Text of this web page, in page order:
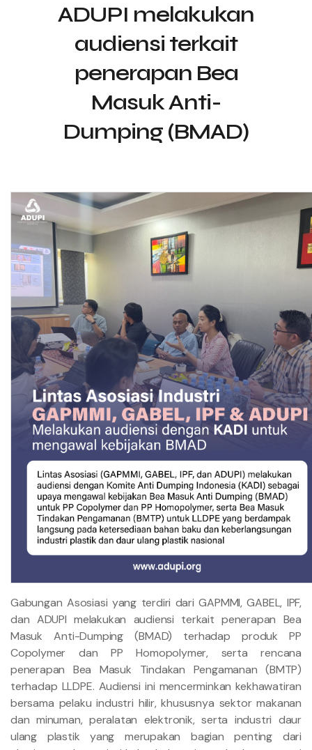
ADUPI melakukan
audiensi terkait
penerapan Bea
Masuk Anti-
Dumping (BMAD)
Gabungan Asosiasi yang terdiri dari GAPMMI, GABEL, IPF,
dan ADUPI melakukan audiensi terkait penerapan Bea
Masuk Anti-Dumping (BMAD) terhadap produk PP
Copolymer dan PP Homopolymer, serta rencana
penerapan Bea Masuk Tindakan Pengamanan (BMTP)
terhadap LLDPE. Audiensi ini mencerminkan kekhawatiran
bersama pelaku industri hilir, khususnya sektor makanan
dan minuman, peralatan elektronik, serta industri daur
ulang plastik yang merupakan bagian penting dari